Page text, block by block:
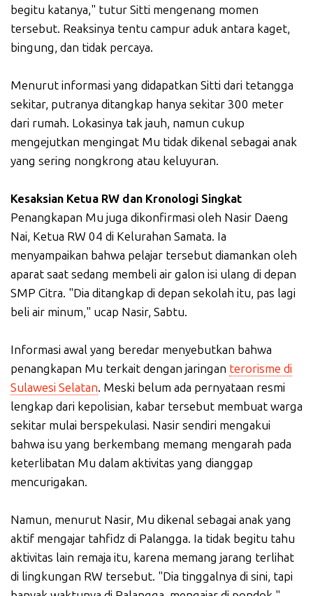
begitu katanya," tutur Sitti mengenang momen
tersebut. Reaksinya tentu campur aduk antara kaget,
bingung, dan tidak percaya.
Menurut informasi yang didapatkan Sitti dari tetangga
sekitar, putranya ditangkap hanya sekitar 300 meter
dari rumah. Lokasinya tak jauh, namun cukup
mengejutkan mengingat Mu tidak dikenal sebagai anak
yang sering nongkrong atau keluyuran.
Kesaksian Ketua RW dan Kronologi Singkat
Penangkapan Mu juga dikonfirmasi oleh Nasir Daeng
Nai, Ketua RW 04 di Kelurahan Samata. Ia
menyampaikan bahwa pelajar tersebut diamankan oleh
aparat saat sedang membeli air galon isi ulang di depan
SMP Citra. "Dia ditangkap di depan sekolah itu, pas lagi
beli air minum," ucap Nasir, Sabtu.
Informasi awal yang beredar menyebutkan bahwa
penangkapan Mu terkait dengan jaringan terorisme di
Sulawesi Selatan. Meski belum ada pernyataan resmi
lengkap dari kepolisian, kabar tersebut membuat warga
sekitar mulai berspekulasi. Nasir sendiri mengakui
bahwa isu yang berkembang memang mengarah pada
keterlibatan Mu dalam aktivitas yang dianggap
mencurigakan.
Namun, menurut Nasir, Mu dikenal sebagai anak yang
aktif mengajar tahfidz di Palangga. Ia tidak begitu tahu
aktivitas lain remaja itu, karena memang jarang terlihat
di lingkungan RW tersebut. "Dia tinggalnya di sini, tapi